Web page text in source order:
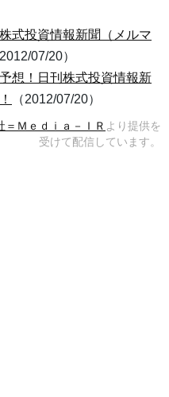
式投資情報新聞（メルマ
2012/07/20）
想！日刊株式投資情報新
（2012/07/20）
＝Ｍｅｄｉａ－ＩＲ より提供を
受けて配信しています。